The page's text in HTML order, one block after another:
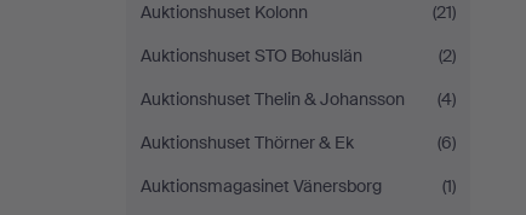
Auktionshuset Kolonn
(21)
Auktionshuset STO Bohuslän
(2)
Auktionshuset Thelin & Johansson
(4)
Auktionshuset Thörner & Ek
(6)
Auktionsmagasinet Vänersborg
(1)